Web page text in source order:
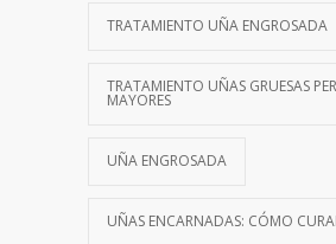
TRATAMIENTO UÑA ENGROSADA
TRATAMIENTO UÑAS GRUESAS
MAYORES
UÑA ENGROSADA
UÑAS ENCARNADAS: CÓMO